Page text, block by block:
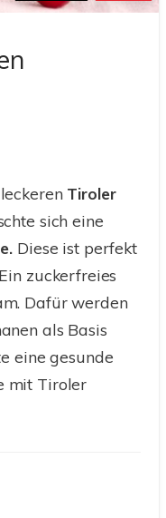
Tiroler
sich eine
Diese ist perfekt
zuckerfreies
Dafür werden
als Basis
eine gesunde
mit Tiroler